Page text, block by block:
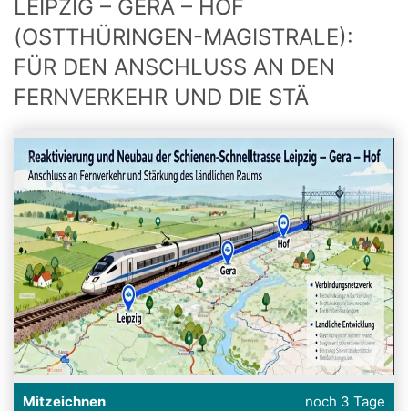
LEIPZIG – GERA – HOF
(OSTTHÜRINGEN-MAGISTRALE):
FÜR DEN ANSCHLUSS AN DEN
FERNVERKEHR UND DIE STÄ
Mitzeichnen noch 3 Tage